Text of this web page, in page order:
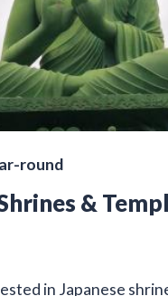
round
&
in Japanese